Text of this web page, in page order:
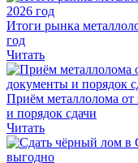
Итоги рынка
год
Читать
Приём металлолома
и порядок сдачи
Читать